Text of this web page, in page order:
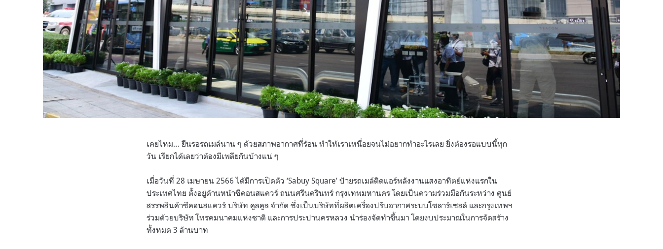
เคยไหม… ยืนรอรถเมล์นาน ๆ ด้วยสภาพอากาศที่ร้อน ทำให้เราเหนื่อยจนไม่อยากทำอะไรเลย ยิ่งต้องรอแบบนี้ทุก
วัน เรียกได้เลยว่าต้องมีเพลียกันบ้างแน่ ๆ
เมื่อวันที่ 28 เมษายน 2566 ได้มีการเปิดตัว ‘Sabuy Square’ ป้ายรถเมล์ติดแอร์พลังงานแสงอาทิตย์แห่งแรกใน
ประเทศไทย ตั้งอยู่ด้านหน้าซีคอนสแควร์ ถนนศรีนครินทร์ กรุงเทพมหานคร โดยเป็นความร่วมมือกันระหว่าง ศูนย์
สรรพสินค้าซีคอนสแควร์ บริษัท คูลคูล จำกัด ซึ่งเป็นบริษัทที่ผลิตเครื่องปรับอากาศระบบโซลาร์เซลล์ และกรุงเทพฯ
ร่วมด้วยบริษัท โทรคมนาคมแห่งชาติ และการประปานครหลวง นำร่องจัดทำขึ้นมา โดยงบประมาณในการจัดสร้าง
ทั้งหมด 3 ล้านบาท